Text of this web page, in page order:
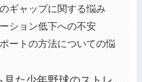
ギャップに関する悩み
ション低下への不安
ートの方法についての悩